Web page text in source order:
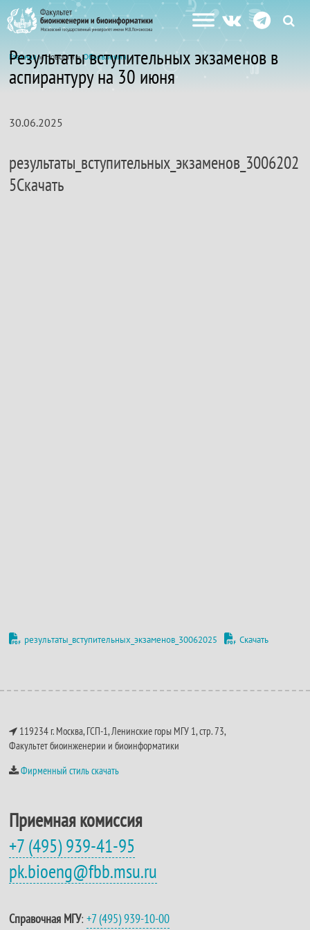
Главная» Новости »Объявления
Результаты вступительных экзаменов в
аспирантуру на 30 июня
30.06.2025
результаты_вступительных_экзаменов_3006202
5Скачать
результаты_вступительных_экзаменов_30062025 Скачать
119234 г. Москва, ГСП-1, Ленинские горы МГУ 1, стр. 73,
Факультет биоинженерии и биоинформатики
Фирменный стиль скачать
Приемная комиссия
+7 (495) 939-41-95
pk.bioeng@fbb.msu.ru
Справочная МГУ:+7 (495) 939-10-00